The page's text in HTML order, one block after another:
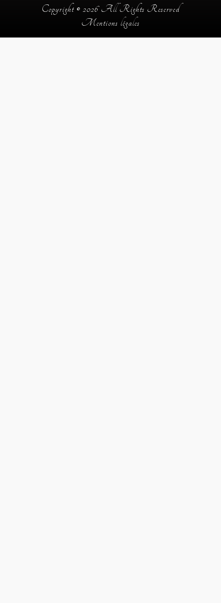
Copyright © 2026 All Rights Reserved
Mentions légales